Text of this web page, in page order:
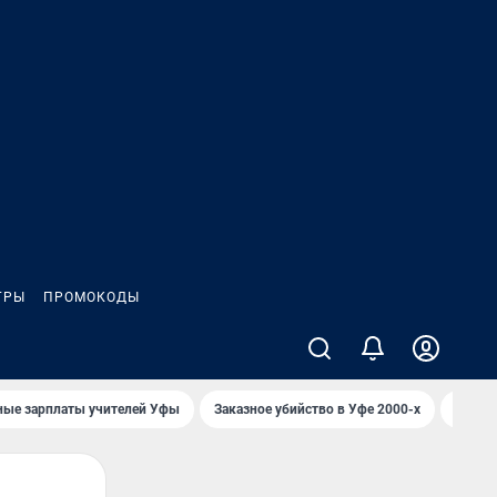
ПРОМОКОДЫ
зарплаты учителей Уфы Заказное убийство в Уфе 2000-х